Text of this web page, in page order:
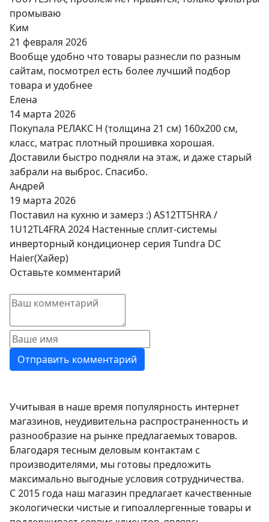
промываю
Ким
21 февраля 2026
Вообще удобно что товары разнесли по разным
сайтам, посмотрел есть более лучший подбор
товара и удобнее
Елена
14 марта 2026
Покупала РЕЛАКС Н (толщина 21 см) 160х200 см,
класс, матрас плотный прошивка хорошая.
Доставили быстро подняли на этаж, и даже старый
забрали на выброс. Спасибо.
Андрей
19 марта 2026
Поставил на кухню и замерз :) AS12TT5HRA /
1U12TL4FRA 2024 Настенные сплит-системы
инверторный кондиционер серия Tundra DC
Haier(Хайер)
Оставьте комментарий
Учитывая в наше время популярность интернет
магазинов, неудивительна распространенность и
разнообразие на рынке предлагаемых товаров.
Благодаря тесным деловым контактам с
производителями, мы готовы предложить
максимально выгодные условия сотрудничества.
С 2015 года наш магазин предлагает качественные
экологически чистые и гипоаллергенные товары и